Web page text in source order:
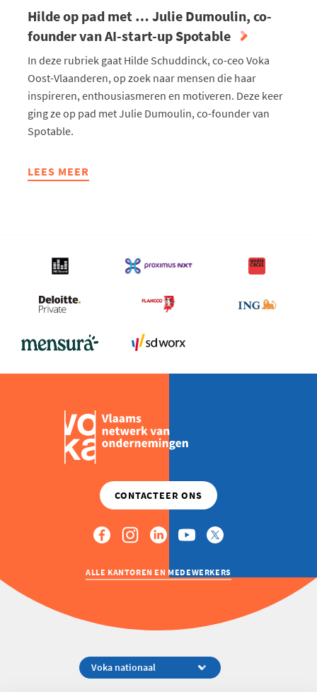
Hilde op pad met … Julie Dumoulin, co-
founder van AI-start-up Spotable
In deze rubriek gaat Hilde Schuddinck, co-ceo Voka
Oost-Vlaanderen, op zoek naar mensen die haar
inspireren, enthousiasmeren en motiveren. Deze keer
ging ze op pad met Julie Dumoulin, co-founder van
Spotable.
LEES MEER
ABOUT
JULIE
CO-
VAN
START-
SPOTABLE
ALLE KANTOREN EN MEDEWERKERS